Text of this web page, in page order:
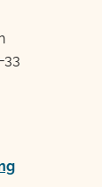
33